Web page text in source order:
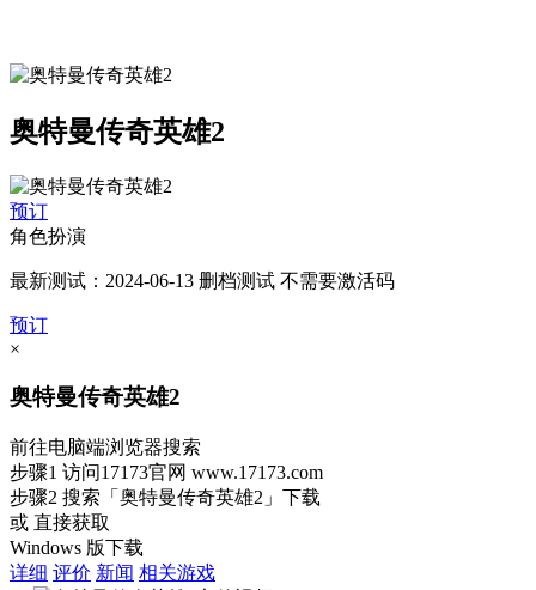
奥特曼传奇英雄2
预订
角色扮演
最新测试：2024-06-13 删档测试 不需要激活码
预订
×
奥特曼传奇英雄2
前往电脑端浏览器搜索
步骤1 访问17173官网 www.17173.com
步骤2 搜索 「奥特曼传奇英雄2」 下载
或 直接获取
Windows 版下载
详细 评价 新闻 相关游戏